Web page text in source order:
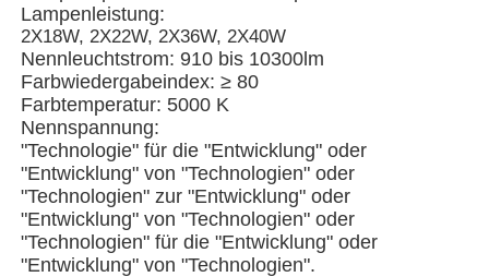
Über uns
Fabrik Tour
Qualitätskontrolle
Kontakt
Lampenleistung:
2X18W, 2X22W, 2X36W, 2X40W
Nennleuchtstrom: 910 bis 10300lm
Farbwiedergabeindex: ≥ 80
Farbtemperatur: 5000 K
Nennspannung:
"Technologie" für die "Entwicklung" oder
"Entwicklung" von "Technologien" oder
"Technologien" zur "Entwicklung" oder
"Entwicklung" von "Technologien" oder
"Technologien" für die "Entwicklung" oder
"Entwicklung" von "Technologien".